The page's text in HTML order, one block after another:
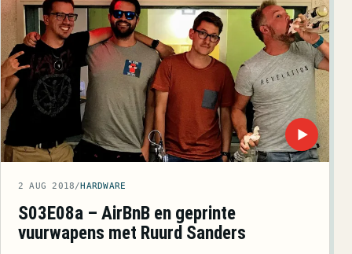
▶
2 AUG 2018/HARDWARE
S03E08a – AirBnB en geprinte
vuurwapens met Ruurd Sanders